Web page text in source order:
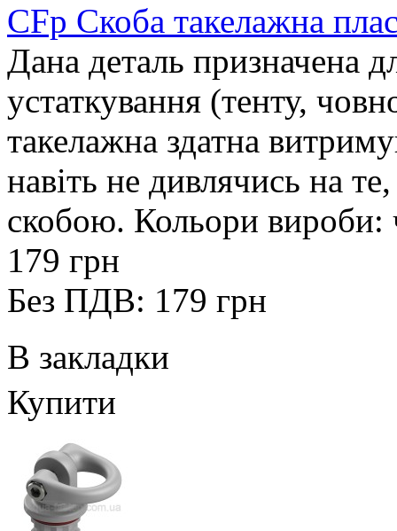
CFp Скоба такелажна
Дана деталь призначена
устаткування (тенту,
такелажна здатна
навіть не дивлячись на
скобою. Кольори
179 грн
Без ПДВ: 179 грн
В закладки
Купити